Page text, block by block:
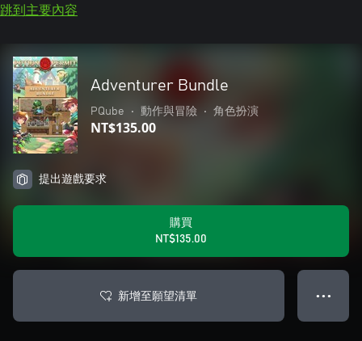
跳到主要內容
Adventurer Bundle
PQube • 動作與冒險 • 角色扮演
NT$135.00
提出遊戲要求
購買
NT$135.00
新增至願望清單 ● ● ●